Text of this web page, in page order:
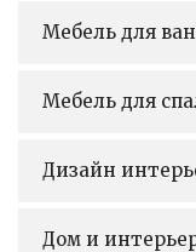
Мебель для
Мебель для
Дизайн
Дом и